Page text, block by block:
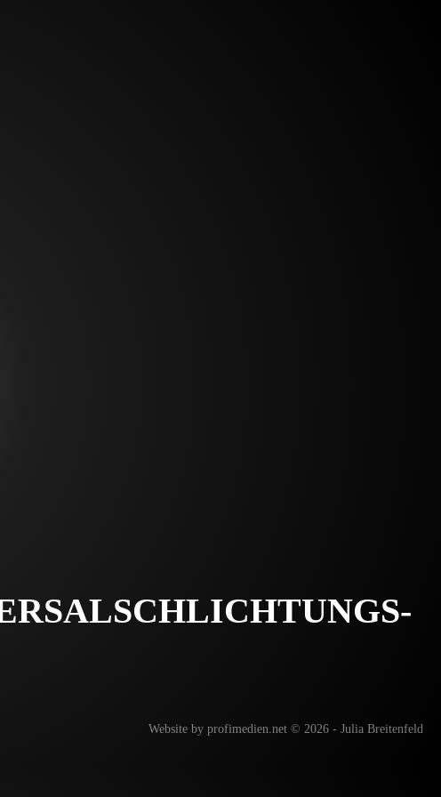
Website by profimedien.net © 2026 - Julia Breitenfeld